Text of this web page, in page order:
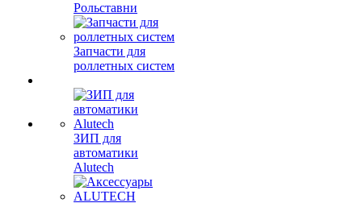
Рольставни
Запчасти для
роллетных систем
ЗИП для
автоматики
Alutech